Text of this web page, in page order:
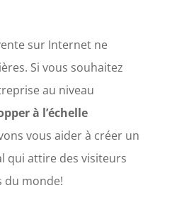
sur Internet ne
Si vous souhaitez
au niveau
à l’échelle
vous aider à créer un
qui attire des visiteurs
du monde!